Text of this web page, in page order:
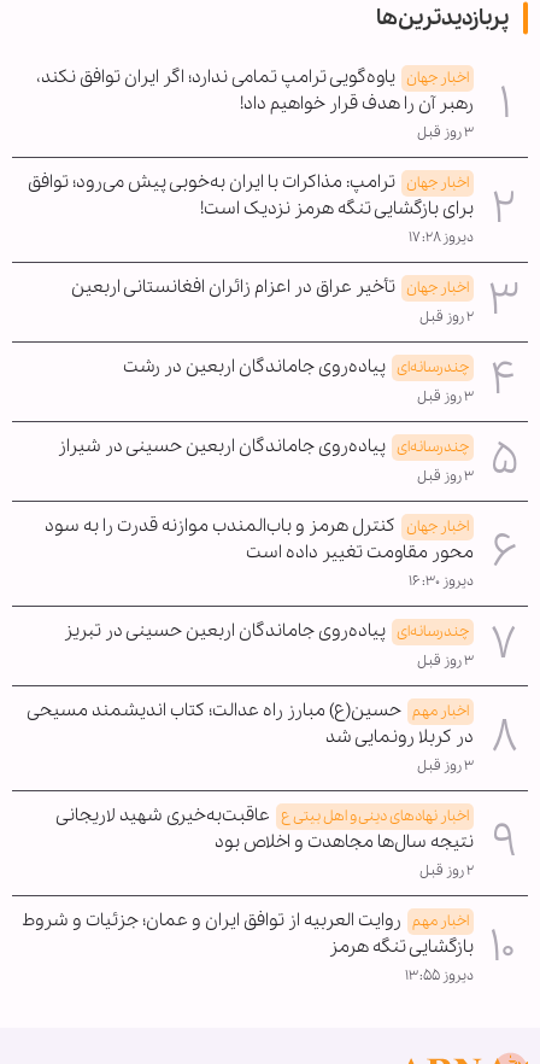
پربازدیدترین‌ها
اخبار جهان یاوه‌گویی ترامپ تمامی ندارد؛ اگر ایران توافق نکند،
رهبر آن را هدف قرار خواهیم داد!
۳ روز قبل
اخبار جهان ترامپ: مذاکرات با ایران به‌خوبی پیش می‌رود؛ توافق
برای بازگشایی تنگه هرمز نزدیک است!
دیروز ۱۷:۲۸
اخبار جهان تأخیر عراق در اعزام زائران افغانستانی اربعین
۲ روز قبل
چندرسانه‌ای پیاده‌روی جاماندگان اربعین در رشت
۳ روز قبل
چندرسانه‌ای پیاده‌روی جاماندگان اربعین حسینی در شیراز
۳ روز قبل
اخبار جهان کنترل هرمز و باب‌المندب موازنه قدرت را به سود
محور مقاومت تغییر داده است
دیروز ۱۶:۳۰
چندرسانه‌ای پیاده‌روی جاماندگان اربعین حسینی در تبریز
۳ روز قبل
اخبار مهم حسین(ع) مبارز راه عدالت؛ کتاب اندیشمند مسیحی
در کربلا رونمایی شد
۳ روز قبل
اخبار نهادهای دینی و اهل بیتی ع عاقبت‌به‌خیری شهید لاریجانی
نتیجه سال‌ها مجاهدت و اخلاص بود
۲ روز قبل
اخبار مهم روایت العربیه از توافق ایران و عمان؛ جزئیات و شروط
بازگشایی تنگه هرمز
دیروز ۱۳:۵۵